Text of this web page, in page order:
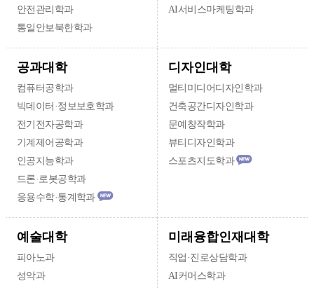
안전관리학과
통일안보북한학과
AI서비스마케팅학과
공과대학
컴퓨터공학과
빅데이터·정보보호학과
전기전자공학과
기계제어공학과
인공지능학과
드론·로봇공학과
응용수학·통계학과
디자인대학
멀티미디어디자인학과
건축공간디자인학과
문예창작학과
뷰티디자인학과
스포츠지도학과
예술대학
피아노과
성악과
미래융합인재대학
직업·진로상담학과
AI커머스학과